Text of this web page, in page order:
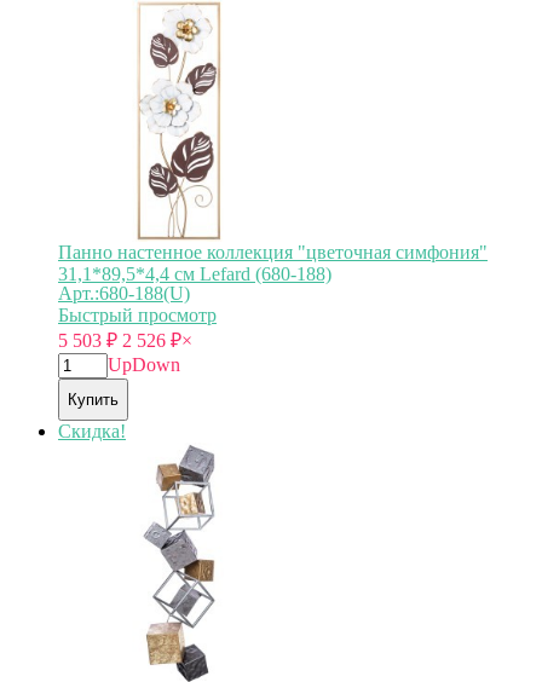
Панно настенное коллекция "цветочная симфония"
31,1*89,5*4,4 см Lefard (680-188)
Арт.:680-188(U)
Быстрый просмотр
5 503 ₽ 2 526 ₽×
UpDown
Купить
Скидка!